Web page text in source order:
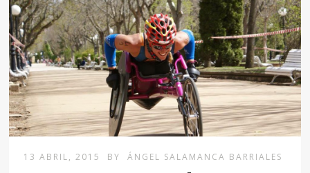
13 ABRIL, 2015 BY ÁNGEL SALAMANCA BARRIALES